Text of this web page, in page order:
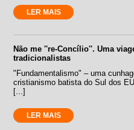
LER MAIS
Não me ''re-Concílio''. Uma
tradicionalistas
"Fundamentalismo" – uma
cristianismo batista do Sul dos
[...]
LER MAIS